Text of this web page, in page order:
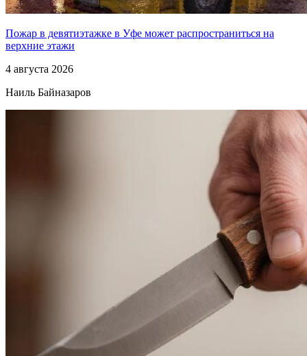
Пожар в девятиэтажке в Уфе может распространиться на
верхние этажи
4 августа 2026
Наиль Байназаров